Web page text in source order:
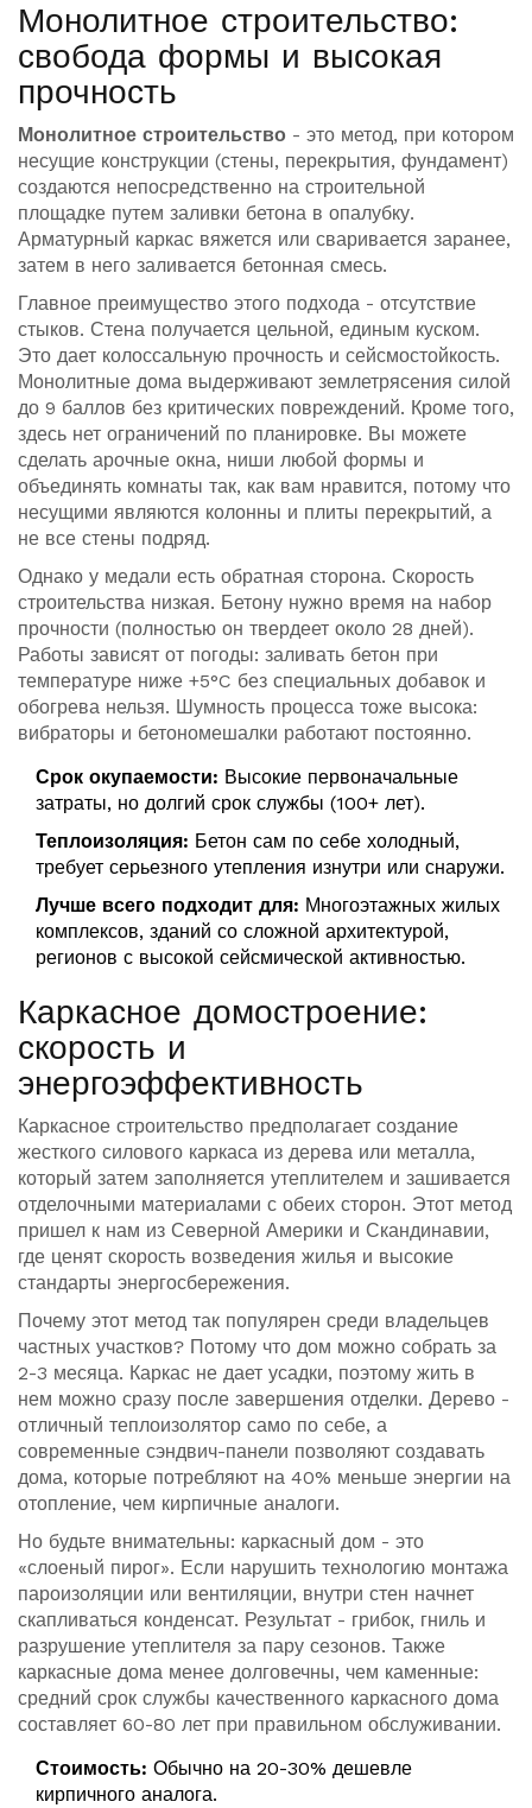
Монолитное строительство:
свобода формы и высокая
прочность
Монолитное строительство - это метод, при котором
несущие конструкции (стены, перекрытия, фундамент)
создаются непосредственно на строительной
площадке путем заливки бетона в опалубку.
Арматурный каркас вяжется или сваривается заранее,
затем в него заливается бетонная смесь.
Главное преимущество этого подхода - отсутствие
стыков. Стена получается цельной, единым куском.
Это дает колоссальную прочность и сейсмостойкость.
Монолитные дома выдерживают землетрясения силой
до 9 баллов без критических повреждений. Кроме того,
здесь нет ограничений по планировке. Вы можете
сделать арочные окна, ниши любой формы и
объединять комнаты так, как вам нравится, потому что
несущими являются колонны и плиты перекрытий, а
не все стены подряд.
Однако у медали есть обратная сторона. Скорость
строительства низкая. Бетону нужно время на набор
прочности (полностью он твердеет около 28 дней).
Работы зависят от погоды: заливать бетон при
температуре ниже +5°C без специальных добавок и
обогрева нельзя. Шумность процесса тоже высока:
вибраторы и бетономешалки работают постоянно.
Срок окупаемости: Высокие первоначальные
затраты, но долгий срок службы (100+ лет).
Теплоизоляция: Бетон сам по себе холодный,
требует серьезного утепления изнутри или снаружи.
Лучше всего подходит для: Многоэтажных жилых
комплексов, зданий со сложной архитектурой,
регионов с высокой сейсмической активностью.
Каркасное домостроение:
скорость и
энергоэффективность
Каркасное строительство предполагает создание
жесткого силового каркаса из дерева или металла,
который затем заполняется утеплителем и зашивается
отделочными материалами с обеих сторон. Этот метод
пришел к нам из Северной Америки и Скандинавии,
где ценят скорость возведения жилья и высокие
стандарты энергосбережения.
Почему этот метод так популярен среди владельцев
частных участков? Потому что дом можно собрать за
2-3 месяца. Каркас не дает усадки, поэтому жить в
нем можно сразу после завершения отделки. Дерево -
отличный теплоизолятор само по себе, а
современные сэндвич-панели позволяют создавать
дома, которые потребляют на 40% меньше энергии на
отопление, чем кирпичные аналоги.
Но будьте внимательны: каркасный дом - это
«слоеный пирог». Если нарушить технологию монтажа
пароизоляции или вентиляции, внутри стен начнет
скапливаться конденсат. Результат - грибок, гниль и
разрушение утеплителя за пару сезонов. Также
каркасные дома менее долговечны, чем каменные:
средний срок службы качественного каркасного дома
составляет 60-80 лет при правильном обслуживании.
Стоимость: Обычно на 20-30% дешевле
кирпичного аналога.